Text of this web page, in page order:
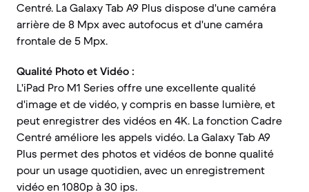
Centré. La Galaxy Tab A9 Plus dispose d'une caméra
arrière de 8 Mpx avec autofocus et d'une caméra
frontale de 5 Mpx.
Qualité Photo et Vidéo :
L'iPad Pro M1 Series offre une excellente qualité
d'image et de vidéo, y compris en basse lumière, et
peut enregistrer des vidéos en 4K. La fonction Cadre
Centré améliore les appels vidéo. La Galaxy Tab A9
Plus permet des photos et vidéos de bonne qualité
pour un usage quotidien, avec un enregistrement
vidéo en 1080p à 30 ips.